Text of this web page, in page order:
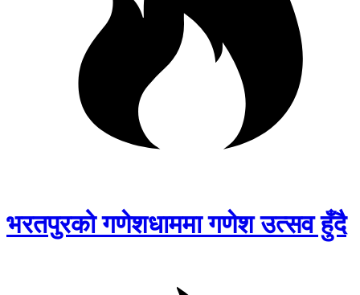
भरतपुरको गणेशधाममा गणेश उत्सव हुँदै